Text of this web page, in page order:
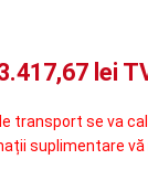
lei
transport se va
suplimentare